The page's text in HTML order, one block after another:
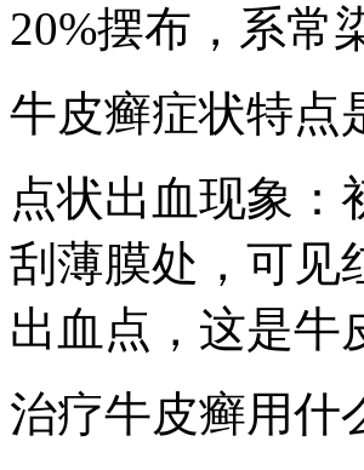
20%摆布，系常
牛皮癣症状特点
点状出血现象：
刮薄膜处，可见
出血点，这是牛
治疗牛皮癣用什